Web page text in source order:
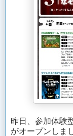
昨日、参加体験
がオープンしま